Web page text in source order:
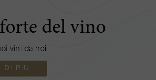
del vino
vini da noi
DI PIU